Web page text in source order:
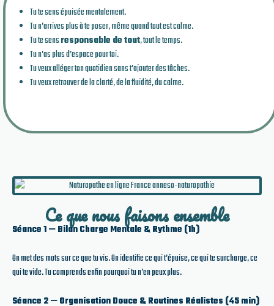
Tu te sens épuisée mentalement.
Tu n’arrives plus à te poser, même quand tout est calme.
Tu te sensresponsable de tout, tout le temps.
Tu n’as plus d’espace pour toi.
Tu veux alléger ton quotidien sans t’ajouter des tâches.
Tu veux retrouver de la clarté, de la fluidité, du calme.
Ce que nous faisons ensemble
Séance 1 — Bilan Charge Mentale & Rythme (1h)
On met des mots sur ce que tu vis.On identifie ce qui t’épuise, ce qui te surcharge, ce
qui te vide.Tu comprends enfin pourquoi tu n’en peux plus.
Séance 2 — Organisation Douce & Routines Réalistes (45 min)